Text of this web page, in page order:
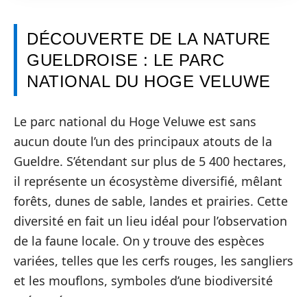
DÉCOUVERTE DE LA NATURE
GUELDROISE : LE PARC
NATIONAL DU HOGE VELUWE
Le parc national du Hoge Veluwe est sans
aucun doute l’un des principaux atouts de la
Gueldre. S’étendant sur plus de 5 400 hectares,
il représente un écosystème diversifié, mêlant
forêts, dunes de sable, landes et prairies. Cette
diversité en fait un lieu idéal pour l’observation
de la faune locale. On y trouve des espèces
variées, telles que les cerfs rouges, les sangliers
et les mouflons, symboles d’une biodiversité